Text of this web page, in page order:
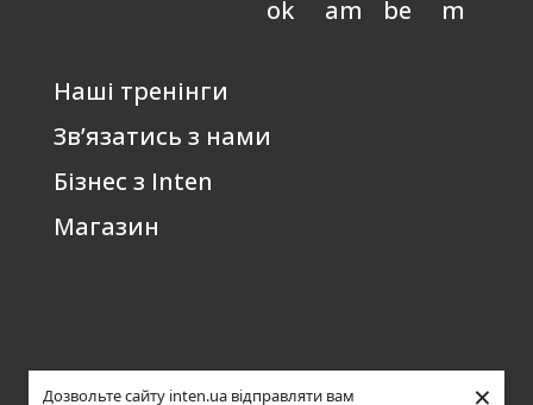
Дозвольте сайту inten.ua відправляти вам
Наші тренінги
Зв’язатись з нами
Бізнес з Inten
Магазин